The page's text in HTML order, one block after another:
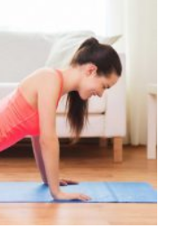
abaikan